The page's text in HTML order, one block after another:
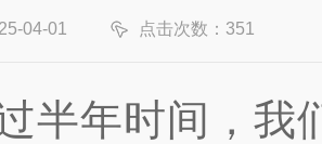
04-01 点击次数：351
年时间，我们